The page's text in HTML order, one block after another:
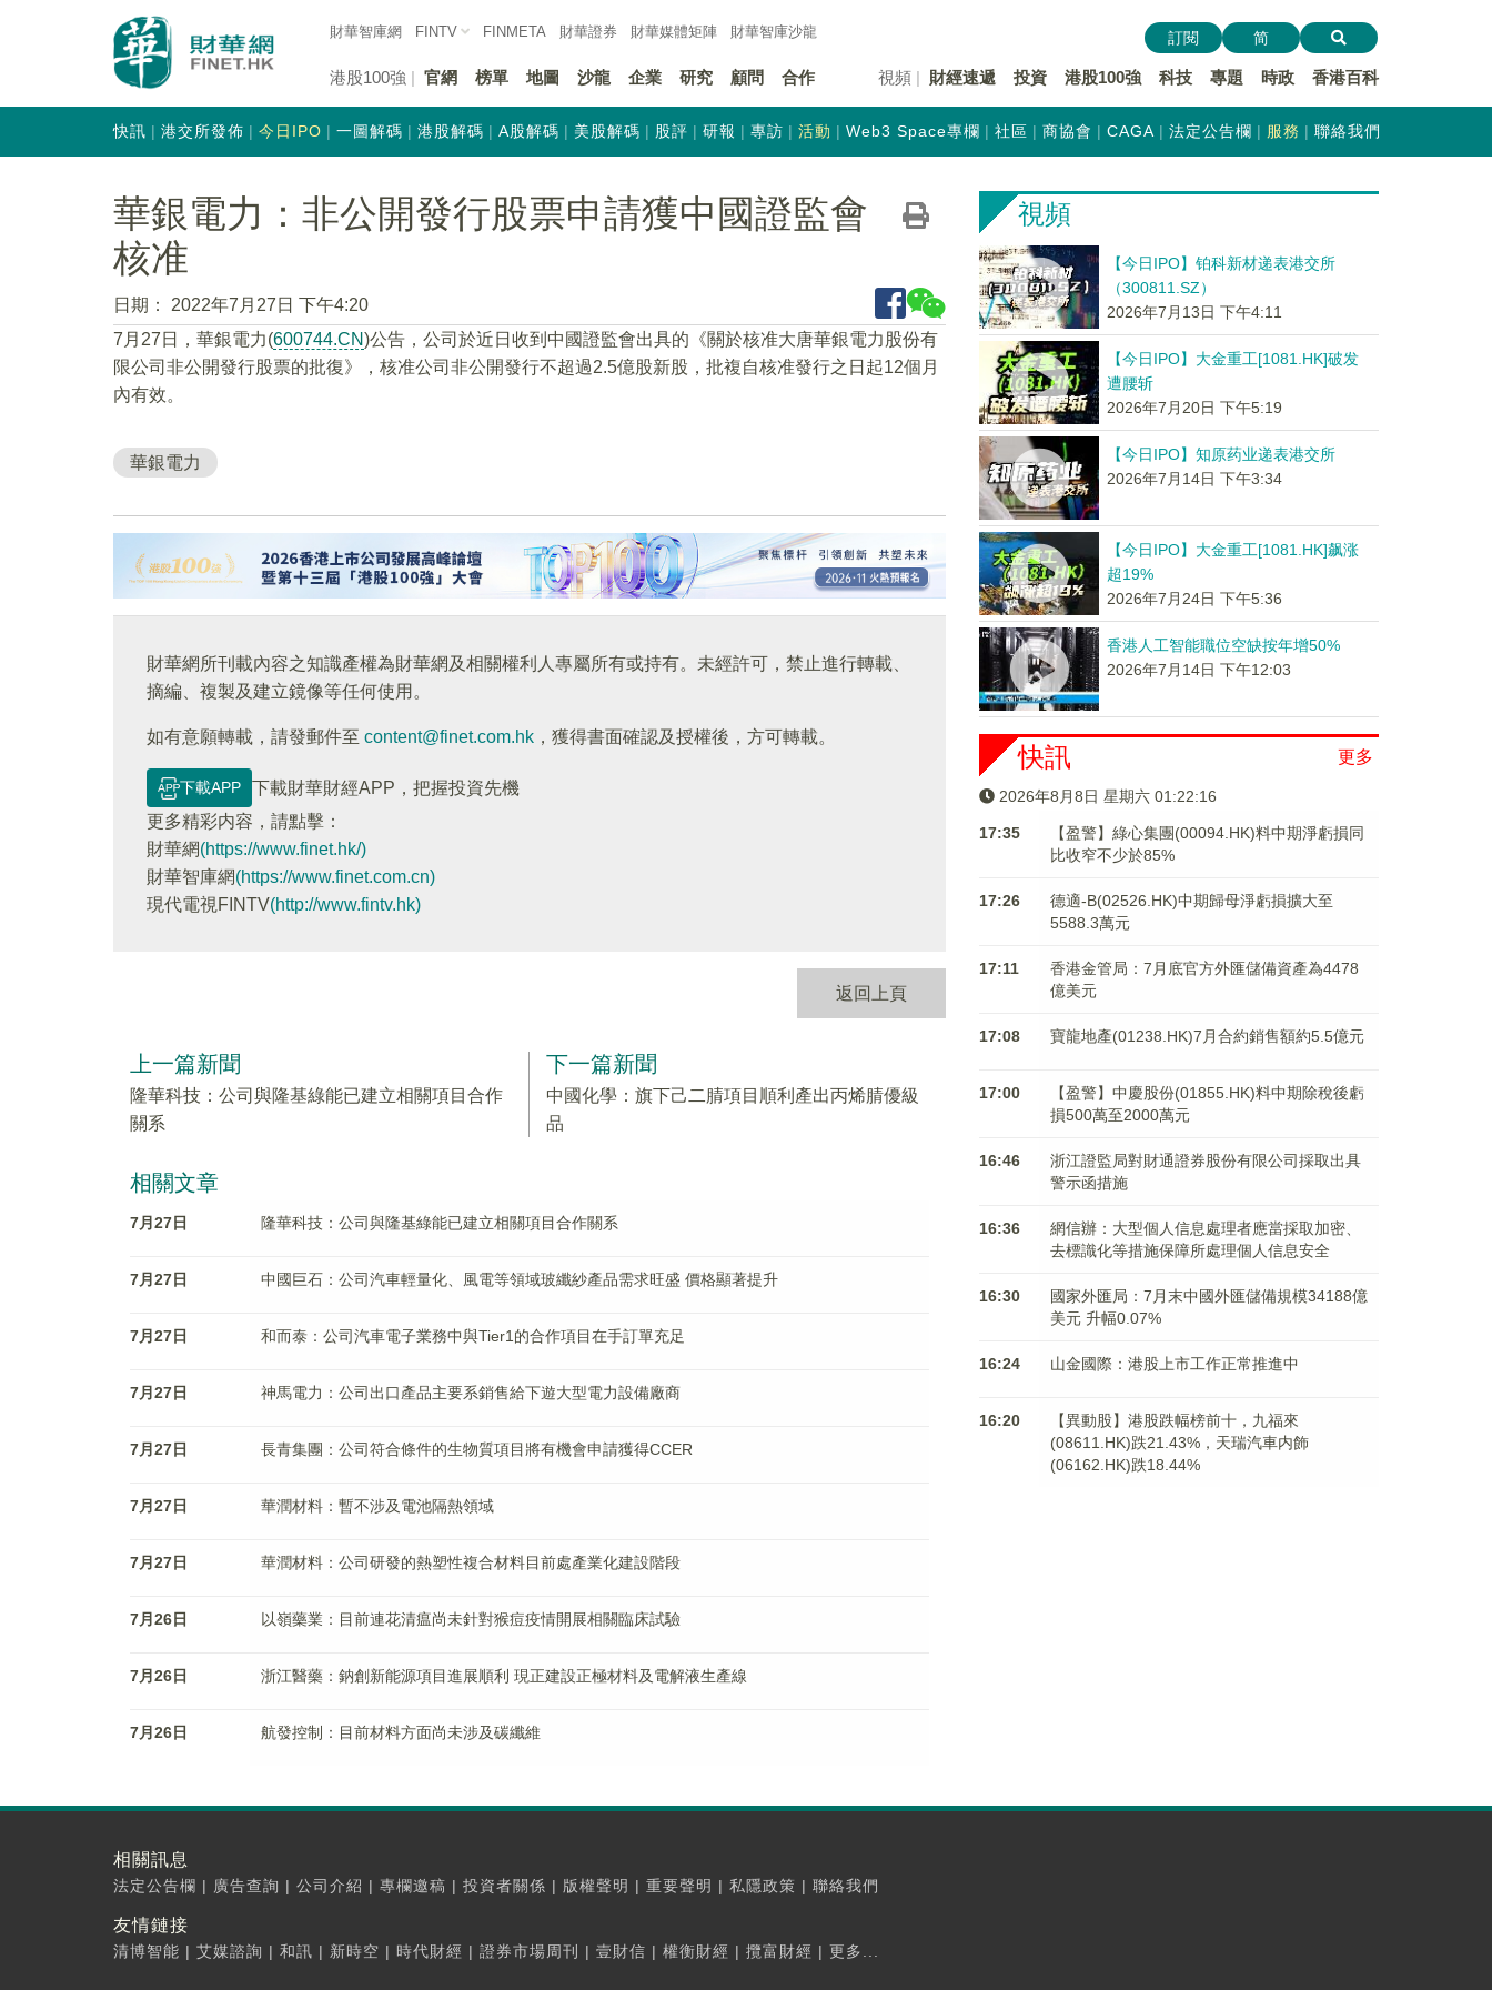
財華智庫網 FINTV FINMETA 財華證券 財華媒體矩陣 財華智庫沙龍
港股100強 官網 榜單 地圖 沙龍 企業 研究 顧問 合作 視頻 財經速遞 投資 港股100強 科技 專題 時政 香港百科
訂閱 简
快訊 港交所發佈 今日IPO 一圖解碼 港股解碼 A股解碼 美股解碼 股評 研報 專訪 活動 Web3 Space專欄 社區 商協會 CAGA 法定公告欄 服務 聯絡我們
華銀電力：非公開發行股票申請獲中國證監會
核准
日期：
2022年7月27日 下午4:20
7月27日，華銀電力(600744.CN)公告，公司於近日收到中國證監會出具的《關於核准大唐華銀電力股份有
限公司非公開發行股票的批復》，核准公司非公開發行不超過2.5億股新股，批複自核准發行之日起12個月
內有效。
華銀電力
財華網所刊載內容之知識產權為財華網及相關權利人專屬所有或持有。未經許可，禁止進行轉載、
摘編、複製及建立鏡像等任何使用。
如有意願轉載，請發郵件至 content@finet.com.hk ，獲得書面確認及授權後，方可轉載。
下載APP
下載財華財經APP，把握投資先機
更多精彩内容，請點擊：
財華網(https://www.finet.hk/)
財華智庫網(https://www.finet.com.cn)
現代電視FINTV(http://www.fintv.hk)
返回上頁
上一篇新聞
隆華科技：公司與隆基綠能已建立相關項目合作
關系
下一篇新聞
中國化學：旗下己二腈項目順利產出丙烯腈優級
品
相關文章
7月27日 隆華科技：公司與隆基綠能已建立相關項目合作關系
7月27日 中國巨石：公司汽車輕量化、風電等領域玻纖紗產品需求旺盛 價格顯著提升
7月27日 和而泰：公司汽車電子業務中與Tier1的合作項目在手訂單充足
7月27日 神馬電力：公司出口產品主要系銷售給下遊大型電力設備廠商
7月27日 長青集團：公司符合條件的生物質項目將有機會申請獲得CCER
7月27日 華潤材料：暫不涉及電池隔熱領域
7月27日 華潤材料：公司研發的熱塑性複合材料目前處產業化建設階段
7月26日 以嶺藥業：目前連花清瘟尚未針對猴痘疫情開展相關臨床試驗
7月26日 浙江醫藥：鈉創新能源項目進展順利 現正建設正極材料及電解液生產線
7月26日 航發控制：目前材料方面尚未涉及碳纖維
視頻
【今日IPO】铂科新材递表港交所
（300811.SZ）
2026年7月13日 下午4:11
【今日IPO】大金重工[1081.HK]破发
遭腰斩
2026年7月20日 下午5:19
【今日IPO】知原药业递表港交所
2026年7月14日 下午3:34
【今日IPO】大金重工[1081.HK]飙涨
超19%
2026年7月24日 下午5:36
香港人工智能職位空缺按年增50%
2026年7月14日 下午12:03
更多
快訊
2026年8月8日 星期六 01:22:16
17:35
【盈警】綠心集團(00094.HK)料中期淨虧損同
比收窄不少於85%
17:26
德適-B(02526.HK)中期歸母淨虧損擴大至
5588.3萬元
17:11
香港金管局：7月底官方外匯儲備資產為4478
億美元
17:08 寶龍地產(01238.HK)7月合約銷售額約5.5億元
17:00
【盈警】中慶股份(01855.HK)料中期除稅後虧
損500萬至2000萬元
16:46
浙江證監局對財通證券股份有限公司採取出具
警示函措施
16:36
網信辦：大型個人信息處理者應當採取加密、
去標識化等措施保障所處理個人信息安全
16:30
國家外匯局：7月末中國外匯儲備規模34188億
美元 升幅0.07%
16:24 山金國際：港股上市工作正常推進中
16:20
【異動股】港股跌幅榜前十，九福來
(08611.HK)跌21.43%，天瑞汽車内飾
(06162.HK)跌18.44%
相關訊息
法定公告欄 | 廣告查詢 | 公司介紹 | 專欄邀稿 | 投資者關係 | 版權聲明 | 重要聲明 | 私隱政策 | 聯絡我們
友情鏈接
清博智能 | 艾媒諮詢 | 和訊 | 新時空 | 時代財經 | 證券市場周刊 | 壹財信 | 權衡財經 | 攬富財經 | 更多...